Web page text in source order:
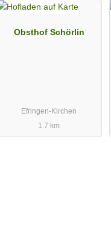
Obsthof Schörlin
Efringen-Kirchen
1.7 km